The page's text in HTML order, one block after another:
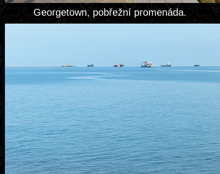
Georgetown, pobřežní promenáda.